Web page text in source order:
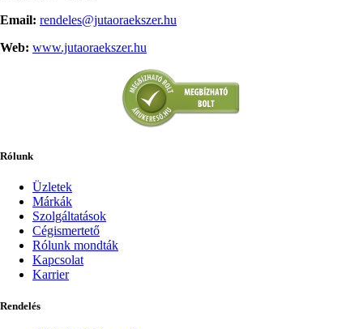
Email: rendeles@jutaoraekszer.hu
Web: www.jutaoraekszer.hu
Rólunk
Üzletek
Márkák
Szolgáltatások
Cégismertető
Rólunk mondták
Kapcsolat
Karrier
Rendelés